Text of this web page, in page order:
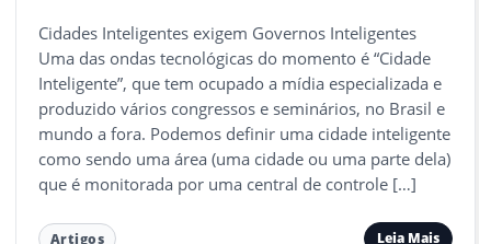
Cidades Inteligentes exigem Governos Inteligentes
Uma das ondas tecnológicas do momento é “Cidade
Inteligente”, que tem ocupado a mídia especializada e
produzido vários congressos e seminários, no Brasil e
mundo a fora. Podemos definir uma cidade inteligente
como sendo uma área (uma cidade ou uma parte dela)
que é monitorada por uma central de controle […]
Artigos Leia Mais